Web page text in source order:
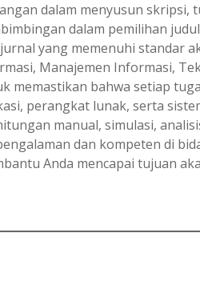
dalam menyusun skripsi,
dalam pemilihan
yang memenuhi standar
Manajemen Informasi,
memastikan bahwa setiap
perangkat lunak, serta
manual, simulasi,
dan kompeten di
Anda mencapai tujuan